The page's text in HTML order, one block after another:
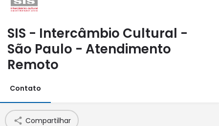
SIS - Intercâmbio Cultural -
São Paulo - Atendimento
Remoto
Contato
Compartilhar